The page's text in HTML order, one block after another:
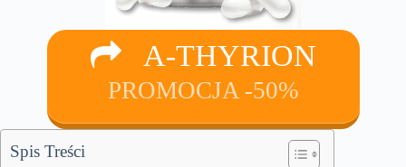
A-THYRION
PROMOCJA -50%
Spis Treści